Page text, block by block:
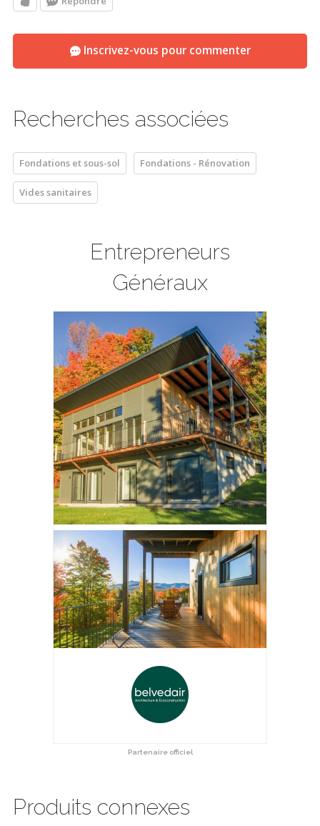
nouveau papier construction bleu ?
merci pour vos conseils
Inscrivez-vous pour commenter
Recherches associées
Fondations et sous-sol Fondations - Rénovation
Vides sanitaires
Entrepreneurs
Généraux
Partenaire officiel
Produits connexes